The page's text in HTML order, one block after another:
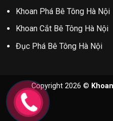
Khoan Phá Bê Tông Hà Nội
Khoan Cắt Bê Tông Hà Nội
Đục Phá Bê Tông Hà Nội
Copyright 2026 ©